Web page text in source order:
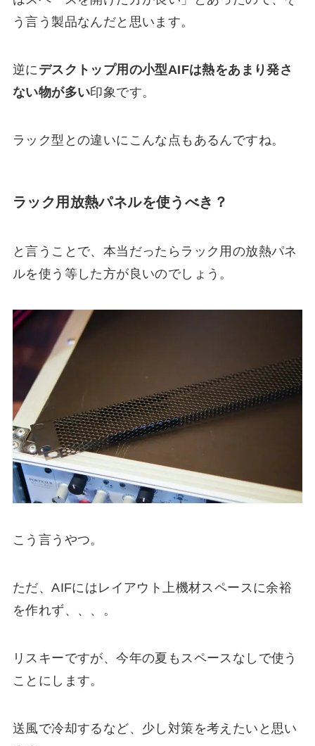
う言う製品なんだと思います。
逆にデスクトップ用の小型AIFは熱をあまり発さ
ない物が多い印象です。
ラック型との違いにこんな点もあるんですね。
ラック用放熱パネルを使うべき？
と言うことで、本当だったらラック用の放熱パネ
ルを使う等した方が良いのでしょう。
こう言うやつ。
ただ、AIFにはレイアウト上機材スペースに余裕
を作れず、、、。
リスキーですが、今年の夏もスペースなしで使う
ことにします。
送風で冷却するなど、少し対策を考えたいと思い